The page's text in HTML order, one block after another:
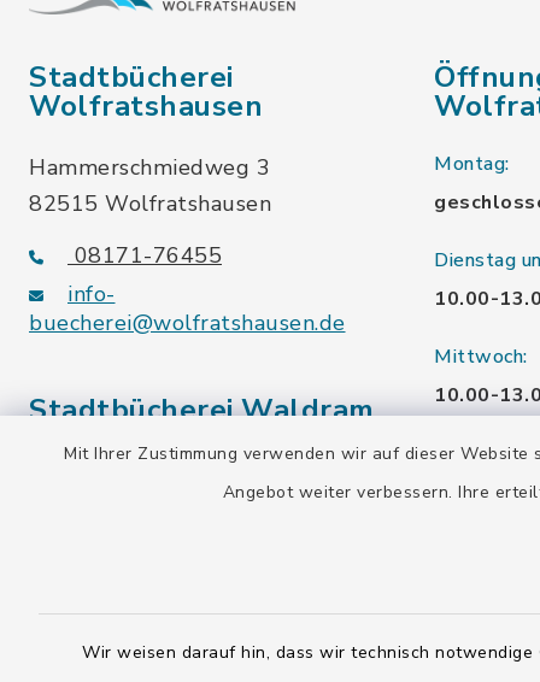
Mit Ihrer Zustimmung verwenden wir auf dieser
Angebot weiter verbessern. Ihre
Wir weisen darauf hin, dass wir technisch
Stadtbücherei
Wolfratshausen
Hammerschmiedweg 3
82515 Wolfratshausen
08171-76455
info-
buecherei@wolfratshausen.de
Stadtbücherei Waldram
Kardinal-Wendel-Str. 96
82515 Wolfratshausen
Montag:
Dienstag
10.00-
Mittwoch:
10.00-
15.00-
Freitag: